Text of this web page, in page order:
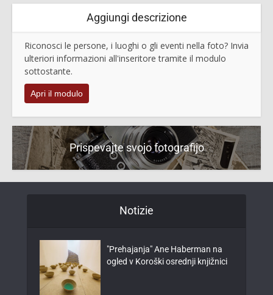
Aggiungi descrizione
Riconosci le persone, i luoghi o gli eventi nella foto? Invia
ulteriori informazioni all'inseritore tramite il modulo
sottostante.
Apri il modulo
Prispevajte svojo fotografijo
Notizie
"Prehajanja" Ane Haberman na
ogled v Koroški osrednji knjižnici